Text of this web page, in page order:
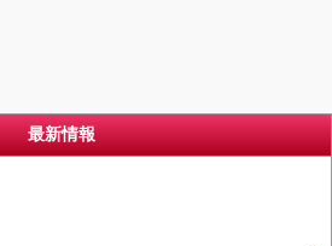
最新情報